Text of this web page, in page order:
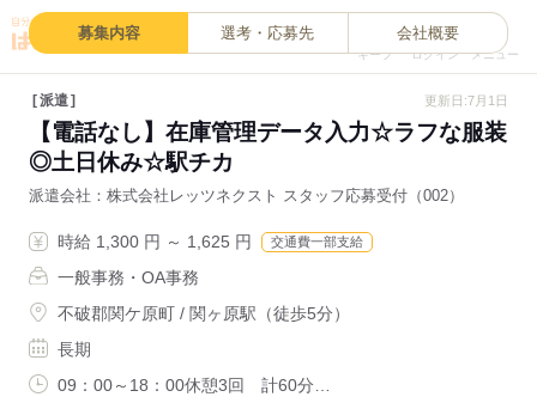
キープ ログイン メニュー
募集内容 選考・応募先 会社概要
派遣 更新日:7月1日
【電話なし】在庫管理データ入力☆ラフな服装
◎土日休み☆駅チカ
派遣会社 株式会社レッツネクスト スタッフ応募受付（002）
時給 1,300 円 ～ 1,625 円 交通費一部支給
一般事務・OA事務
不破郡関ケ原町 / 関ヶ原駅（徒歩5分）
長期
09：00～18：00休憩3回 計60分…